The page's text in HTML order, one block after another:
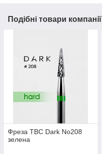
Подібні товари компанії
Фреза ТВС Dark No208
зелена